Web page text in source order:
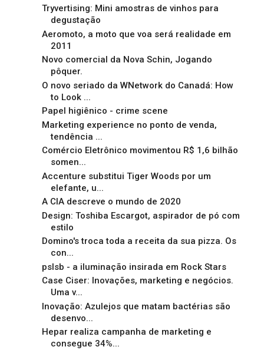
Tryvertising: Mini amostras de vinhos para
degustação
Aeromoto, a moto que voa será realidade em
2011
Novo comercial da Nova Schin, Jogando
pôquer.
O novo seriado da WNetwork do Canadá: How
to Look ...
Papel higiênico - crime scene
Marketing experience no ponto de venda,
tendência ...
Comércio Eletrônico movimentou R$ 1,6 bilhão
somen...
Accenture substitui Tiger Woods por um
elefante, u...
A CIA descreve o mundo de 2020
Design: Toshiba Escargot, aspirador de pó com
estilo
Domino's troca toda a receita da sua pizza. Os
con...
pslsb - a iluminação insirada em Rock Stars
Case Ciser: Inovações, marketing e negócios.
Uma v...
Inovação: Azulejos que matam bactérias são
desenvo...
Hepar realiza campanha de marketing e
consegue 34%...